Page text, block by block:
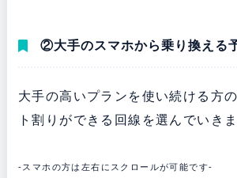
②大手のスマホから乗り換える
大手の高いプランを使い続ける方
ト割りができる回線を選んでいきま
-スマホの方は左右にスクロールが可能です-